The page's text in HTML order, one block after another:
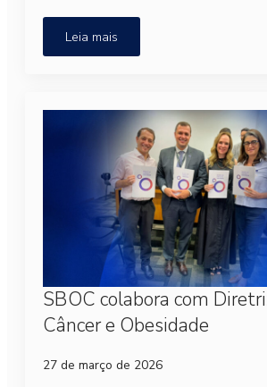
Leia mais
SBOC colabora com
Câncer e Obesidade
27 de março de 2026